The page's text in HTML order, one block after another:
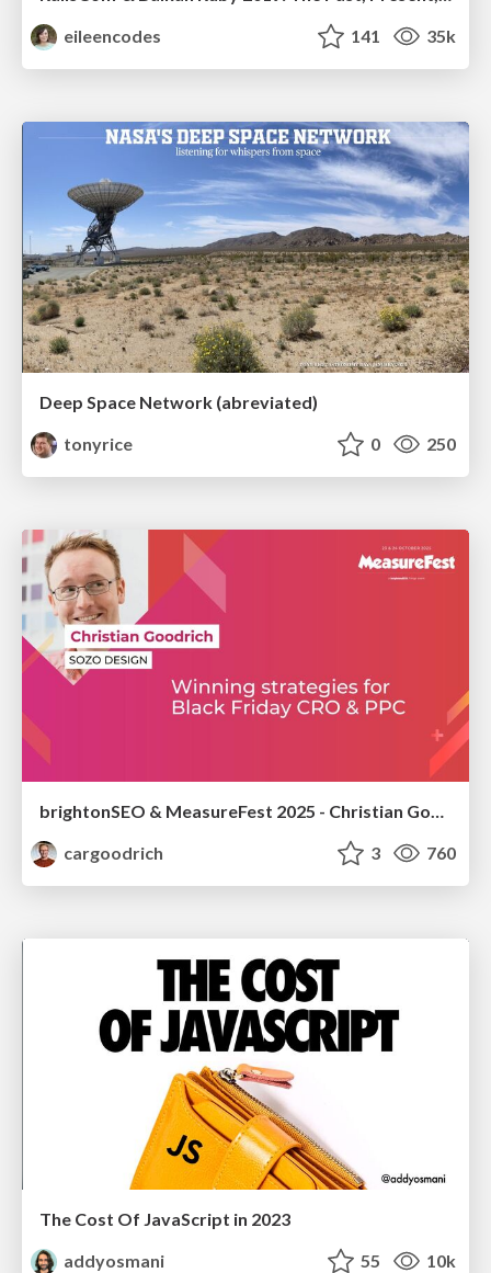
eileencodes
141 35k
Deep Space Network (abreviated)
tonyrice
0 250
brightonSEO & MeasureFest 2025 - Christian Goodrich - Winning strategies for Black Friday CRO & PPC
cargoodrich
3 760
The Cost Of JavaScript in 2023
addyosmani
55 10k